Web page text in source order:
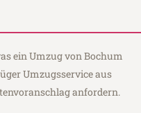
ein Umzug von Bochum
Umzugsservice aus
anfordern.